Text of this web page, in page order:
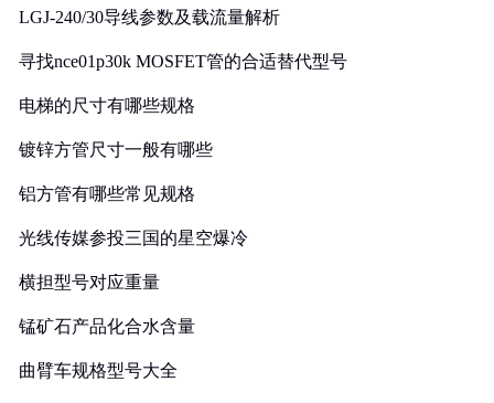
LGJ-240/30导线参数及载流量解析
寻找nce01p30k MOSFET管的合适替代型号
电梯的尺寸有哪些规格
镀锌方管尺寸一般有哪些
铝方管有哪些常见规格
光线传媒参投三国的星空爆冷
横担型号对应重量
锰矿石产品化合水含量
曲臂车规格型号大全